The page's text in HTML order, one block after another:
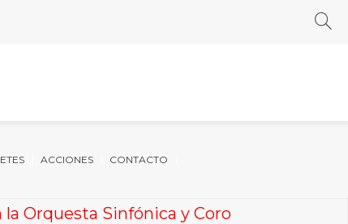
ACCIONES CONTACTO
la Orquesta Sinfónica y Coro